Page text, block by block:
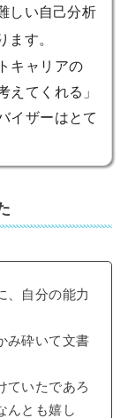
しい自己分析
ます。
キャリアの
えてくれる」
イザーはとて
、自分の能力
み砕いて文書
ていたであろ
んとも嬉し